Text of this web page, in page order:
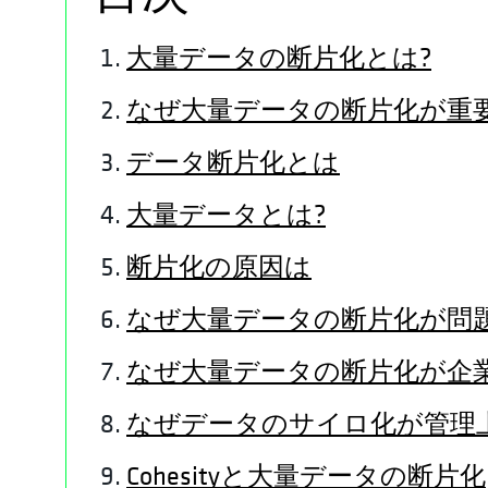
大量データの断片化とは?
なぜ大量データの断片化が重
データ断片化とは
大量データとは?
断片化の原因は
なぜ大量データの断片化が問
なぜ大量データの断片化が企
なぜデータのサイロ化が管
Cohesityと大量データの断片化